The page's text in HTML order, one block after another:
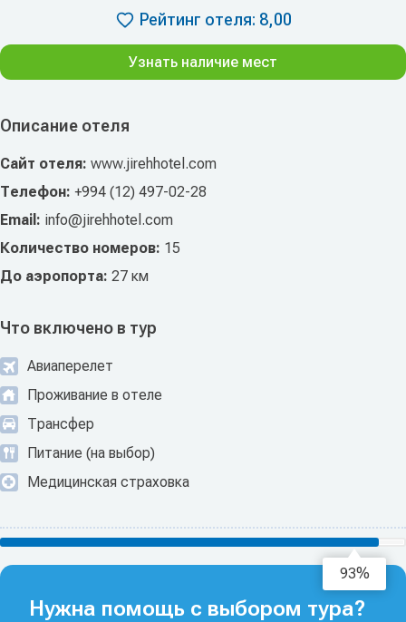
Описание отеля
Сайт отеля: www.jirehhotel.com
Телефон: +994 (12) 497-02-28
Email: info@jirehhotel.com
Количество номеров: 15
До аэропорта: 27 км
Что включено в тур
Авиаперелет
Проживание в отеле
Трансфер
Питание (на выбор)
Медицинская страховка
Рейтинг отеля: 8,00
Узнать наличие мест
95%
Нужна помощь с выбором тура?